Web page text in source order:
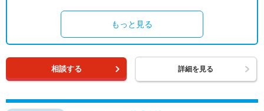
もっと見る
相談する 詳細を見る